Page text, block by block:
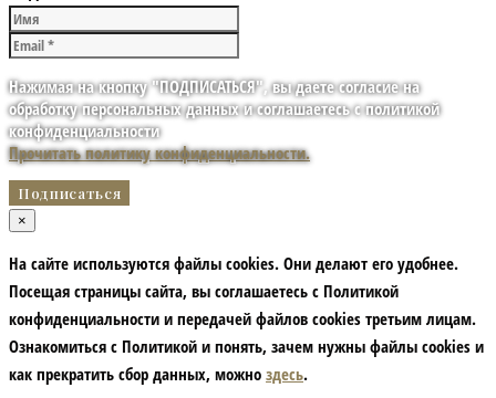
Нажимая на кнопку "ПОДПИСАТЬСЯ", вы даете согласие на
обработку персональных данных и соглашаетесь с политикой
конфиденциальности
Прочитать политику конфиденциальности.
×
На сайте используются файлы cookies. Они делают его удобнее.
Посещая страницы сайта, вы соглашаетесь с Политикой
конфиденциальности и передачей файлов cookies третьим лицам.
Ознакомиться с Политикой и понять, зачем нужны файлы сookies и
как прекратить сбор данных, можно здесь.